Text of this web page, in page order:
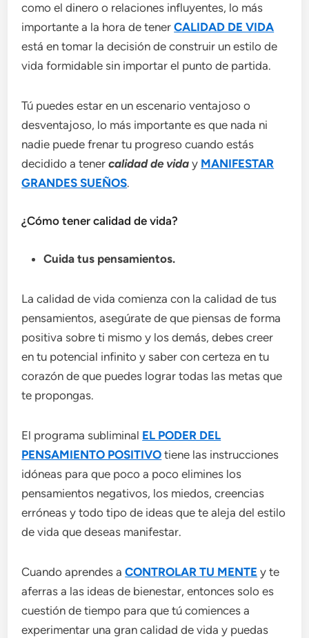
como el dinero o relaciones influyentes, lo más
importante a la hora de tenerCALIDAD DE VIDA
está en tomar la decisión de construir un estilo de
vida formidable sin importar el punto de partida.
Tú puedes estar en un escenario ventajoso o
desventajoso, lo más importante es que nada ni
nadie puede frenar tu progreso cuando estás
decidido a tenercalidad de vida y MANIFESTAR
GRANDES SUEÑOS.
¿Cómo tener calidad de vida?
Cuida tus pensamientos.
La calidad de vida comienza con la calidad de tus
pensamientos, asegúrate de que piensas de forma
positiva sobre ti mismo y los demás, debes creer
en tu potencial infinito y saber con certeza en tu
corazón de que puedes lograr todas las metas que
te propongas.
El programa subliminal EL PODER DEL
PENSAMIENTO POSITIVO tiene las instrucciones
idóneas para que poco a poco elimines los
pensamientos negativos, los miedos, creencias
erróneas y todo tipo de ideas que te aleja del estilo
de vida que deseas manifestar.
Cuando aprendes aCONTROLAR TU MENTE y te
aferras a las ideas de bienestar, entonces solo es
cuestión de tiempo para que tú comiences a
experimentar una gran calidad de vida y puedas